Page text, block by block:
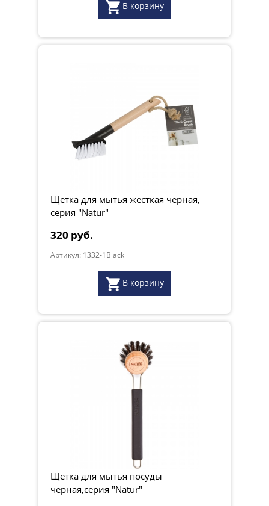
В корзину
Щетка для мытья жесткая черная,
серия "Natur"
320 руб.
Артикул: 1332-1Black
В корзину
Щетка для мытья посуды
черная,серия "Natur"